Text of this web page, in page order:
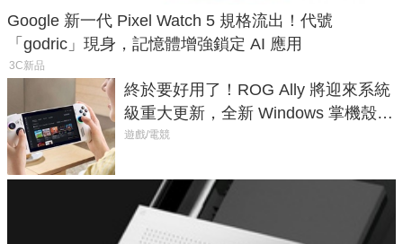
Google 新一代 Pixel Watch 5 規格流出！代號
「godric」現身，記憶體增強鎖定 AI 應用
3C新品
終於要好用了！ROG Ally 將迎來系統
級重大更新，全新 Windows 掌機殼模
式讓操作就像 Xbox 一樣順暢
遊戲/電競